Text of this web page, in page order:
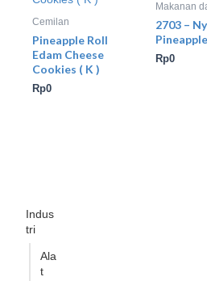
Indus
tri
Ala
t
Cemilan
Pineapple Roll
Edam Cheese
Cookies ( K )
Rp0
Makanan
2703 –
Rp0